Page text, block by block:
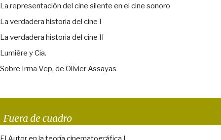
La representación del cine silente en el cine sonoro
La verdadera historia del cine I
La verdadera historia del cine II
Lumière y Cia.
Sobre Irma Vep, de Olivier Assayas
Fuera de cuadro